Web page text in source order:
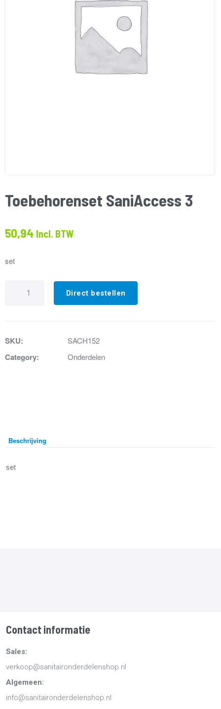
Toebehorenset SaniAccess 3
50,94 Incl. BTW
set
Toebehorenset
SaniAccess
Direct bestellen
SKU: SACH152
Category: Onderdelen
Beschrijving
set
Contact informatie
Sales:
verkoop@sanitaironderdelenshop.nl
Algemeen:
info@sanitaironderdelenshop.nl